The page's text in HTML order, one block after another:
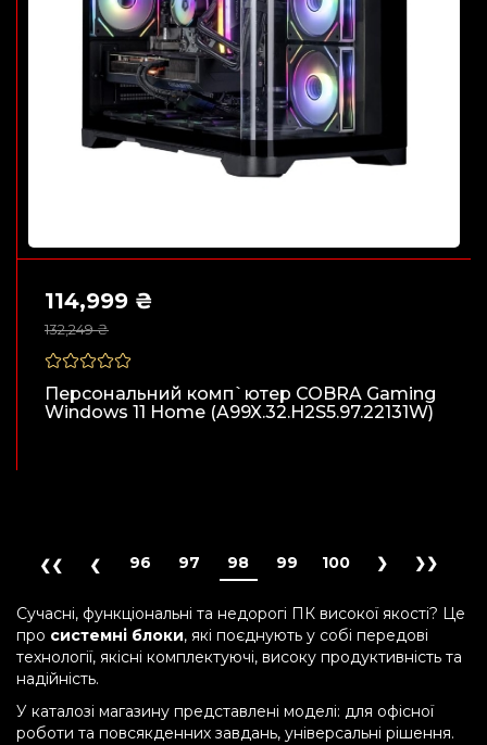
132,249 ₴
114,999 ₴
Персональний комп`ютер COBRA Gaming
Windows 11 Home (A99X.32.H2S5.97.22131W)
96 97 98 99 100
Сучасні, функціональні та недорогі ПК високої якості? Це
про системні блоки, які поєднують у собі передові
технології, якісні комплектуючі, високу продуктивність та
надійність.
У каталозі магазину представлені моделі: для офісної
роботи та повсякденних завдань, універсальні рішення.